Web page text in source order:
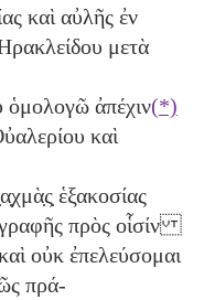
καὶ αὐλῆς ἐν
μετὰ
ἀπέχιν(*)
καὶ
ἑξακοσίας
πρὸς οἷσίν
οὐκ ἐπελεύσομαι
πρά-